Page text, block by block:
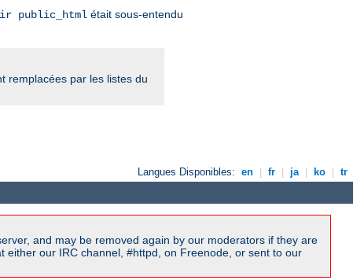
public_html était sous-entendu
remplacées par les listes du
Langues Disponibles: en fr ja ko tr
and may be removed again by our moderators if they are
either our IRC channel, #httpd, on Freenode, or sent to our